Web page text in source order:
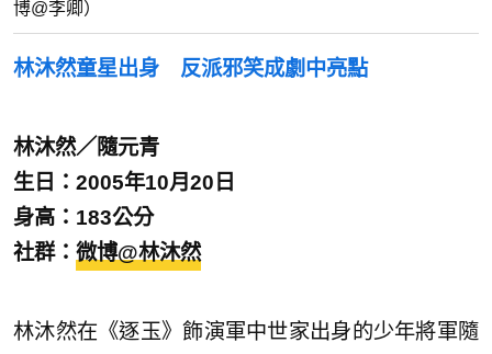
博@李卿）
林沐然童星出身 反派邪笑成劇中亮點
林沐然／隨元青
生日：2005年10月20日
身高：183公分
社群： 微博@林沐然
林沐然在《逐玉》飾演軍中世家出身的少年將軍隨